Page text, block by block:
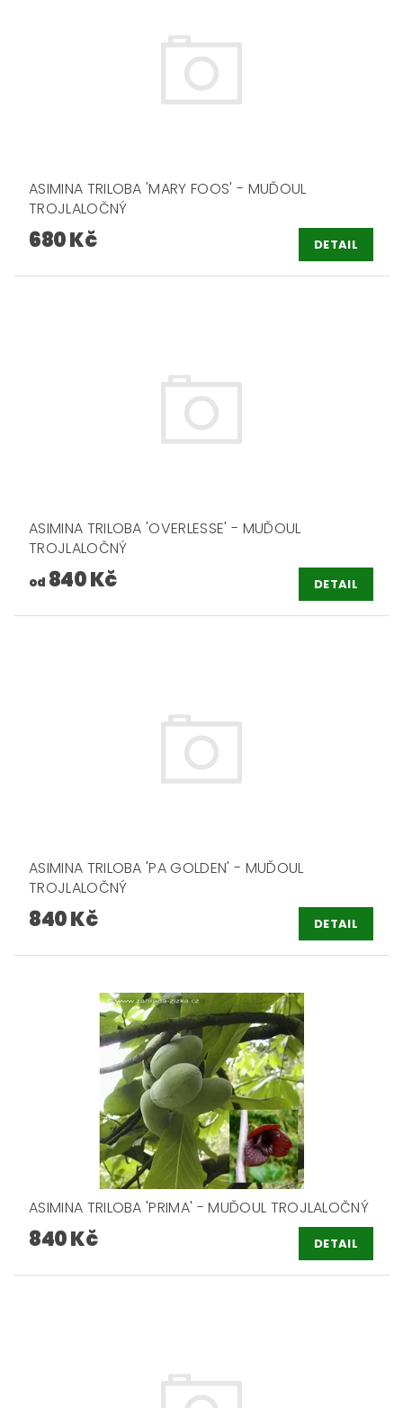
ASIMINA TRILOBA 'MARY FOOS' - MUĎOUL
TROJLALOČNÝ
680 Kč DETAIL
ASIMINA TRILOBA 'OVERLESSE' - MUĎOUL
TROJLALOČNÝ
od 840 Kč DETAIL
ASIMINA TRILOBA 'PA GOLDEN' - MUĎOUL
TROJLALOČNÝ
840 Kč DETAIL
ASIMINA TRILOBA 'PRIMA' - MUĎOUL TROJLALOČNÝ
840 Kč DETAIL